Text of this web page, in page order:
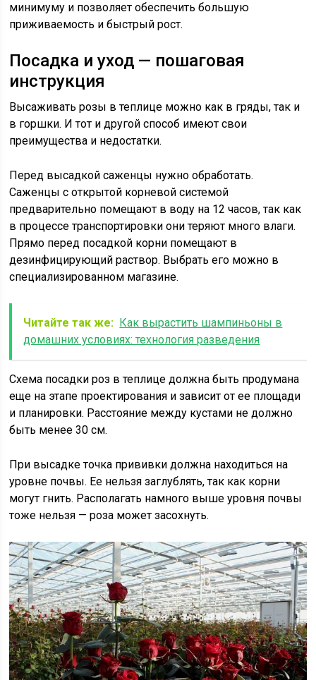
минимуму и позволяет обеспечить большую
приживаемость и быстрый рост.
Посадка и уход — пошаговая
инструкция
Высаживать розы в теплице можно как в гряды, так и
в горшки. И тот и другой способ имеют свои
преимущества и недостатки.
Перед высадкой саженцы нужно обработать.
Саженцы с открытой корневой системой
предварительно помещают в воду на 12 часов, так как
в процессе транспортировки они теряют много влаги.
Прямо перед посадкой корни помещают в
дезинфицирующий раствор. Выбрать его можно в
специализированном магазине.
Читайте так же: Как вырастить шампиньоны в
домашних условиях: технология разведения
Схема посадки роз в теплице должна быть продумана
еще на этапе проектирования и зависит от ее площади
и планировки. Расстояние между кустами не должно
быть менее 30 см.
При высадке точка прививки должна находиться на
уровне почвы. Ее нельзя заглублять, так как корни
могут гнить. Располагать намного выше уровня почвы
тоже нельзя — роза может засохнуть.